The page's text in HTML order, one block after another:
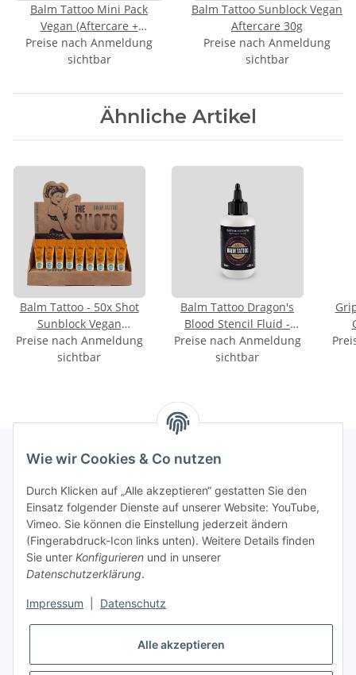
Balm Tattoo Mini Pack
Vegan (Aftercare +
Waschgel)
Preise nach Anmeldung
sichtbar
Balm Tattoo Sunblock Vegan
Aftercare 30g
Preise nach Anmeldung
sichtbar
Ähnliche Artikel
Balm Tattoo - 50x Shot
Sunblock Vegan
Aftercare - 8g (im
Display)
Preise nach Anmeldung
sichtbar
Balm Tattoo Dragon's
Blood Stencil Fluid -
100ml
Preise nach Anmeldung
sichtbar
INFORMATIONEN
GESETZLICHE INFORMATIONEN
Kontakt
Mo - Fr:08:30 - 17:00 Uhr
Carsten:0177 – 44 33 642
Wie wir Cookies & Co nutzen
Durch Klicken auf „Alle akzeptieren“ gestatten Sie den
Einsatz folgender Dienste auf unserer Website: YouTube,
Vimeo. Sie können die Einstellung jederzeit ändern
(Fingerabdruck-Icon links unten). Weitere Details finden
Sie unter Konfigurieren und in unserer
Datenschutzerklärung.
Impressum Datenschutz
Alle akzeptieren